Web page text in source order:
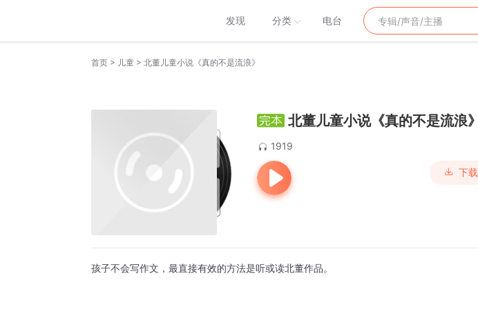
发现 分类 电台
首页 > 儿童 > 北董儿童小说《真的不是流浪》
北董儿童小说《真的不是流浪》
1919
下载
孩子不会写作文，最直接有效的方法是听或读北董作品。